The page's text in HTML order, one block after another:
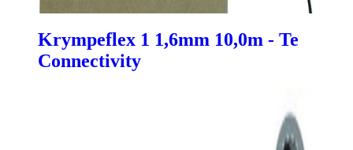
Krympeflex 1 1,6mm 10,0m - Te
Connectivity